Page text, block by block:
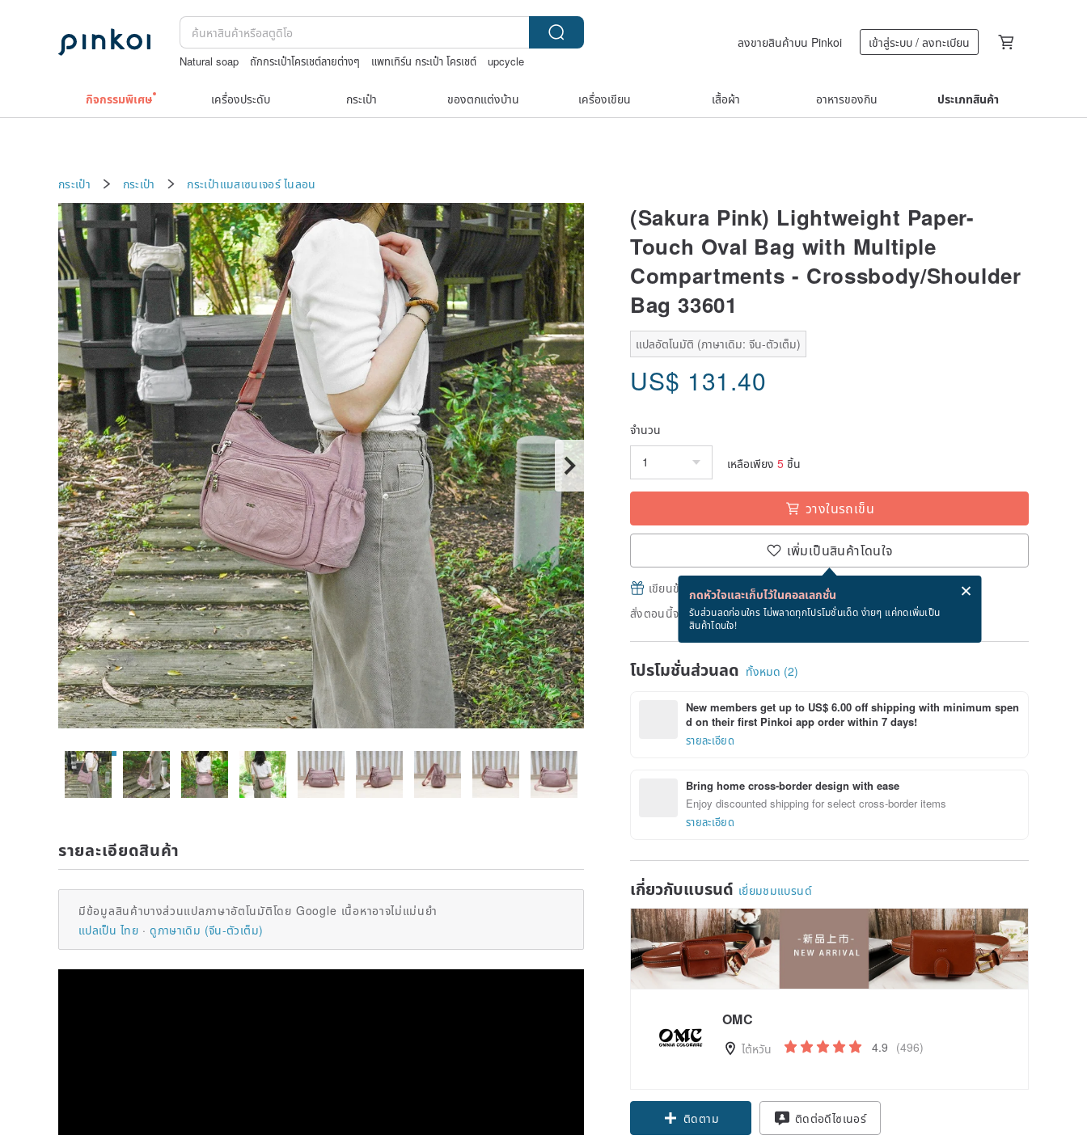
Natural soap ถักกระเป๋าโครเชต์ลายต่างๆ แพทเทิร์น กระเป๋า โครเชต์
upcycle
ลงขายสินค้าบน Pinkoi เข้าสู่ระบบ / ลงทะเบียน
กิจกรรมพิเศษ เครื่องประดับ กระเป๋า ของตกแต่งบ้าน เครื่องเขียน เสื้อผ้า อาหารของกิน ประเภทสินค้า
กระเป๋า กระเป๋า กระเป๋าแมสเซนเจอร์ ไนลอน
(Sakura Pink) Lightweight Paper-
Touch Oval Bag with Multiple
Compartments - Crossbody/Shoulder
Bag 33601
แปลอัตโนมัติ (ภาษาเดิม: จีน-ตัวเต็ม)
US$ 131.40
จำนวน
เหลือเพียง 5 ชิ้น
วางในรถเข็น
เพิ่มเป็นสินค้าโดนใจ
กดหัวใจและเก็บไว้ในคอลเลกชั่น
รับส่วนลดก่อนใคร ไม่พลาดทุกโปรโมชั่นเด็ด ง่ายๆ แค่กดเพิ่มเป็น
สินค้าโดนใจ!
เขียนข้อความและส่ง eCard ฟรีเมื่อซื้อสินค้า!
สั่งตอนนี้จะได้รับภายใน 8/19~8/24
โปรโมชั่นส่วนลด ทั้งหมด (2)
New members get up to US$ 6.00 off shipping with minimum spen
d on their first Pinkoi app order within 7 days!
รายละเอียด
Bring home cross-border design with ease
Enjoy discounted shipping for select cross-border items
รายละเอียด
เกี่ยวกับแบรนด์ เยี่ยมชมแบรนด์
OMC
ไต้หวัน 4.9 (496)
ติดตาม ติดต่อดีไซเนอร์
รายละเอียดสินค้า
มีข้อมูลสินค้าบางส่วนแปลภาษาอัตโนมัติโดย Google เนื้อหาอาจไม่แม่นยำ
แปลเป็น ไทย
ดูภาษาเดิม (จีน-ตัวเต็ม)